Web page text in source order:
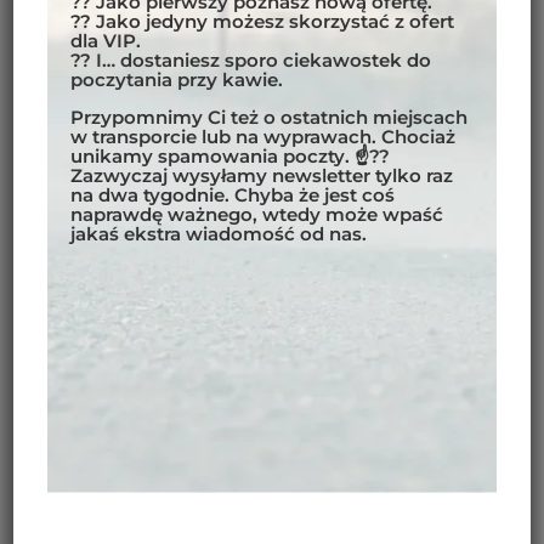
POKÓJ
Na życzenie, w zależności od dostępności, możliwe
jest zorganizowanie pokoju jednoosobowego.
Dopłata do pokoju jednoosobowego:700 EUR
OPIS TRASY:
Safari Motocyklowe w Tanzanii — 8 dni od
Kilimandżaro do Ngorongoro
wulkaniczne grzbiety i wśród dzikiej zwierzyny — na
?? Jako jedyny możesz skorzystać z ofert
dla VIP.
?? I… dostaniesz sporo ciekawostek do
poczytania przy kawie.
Przypomnimy Ci też o ostatnich miejscach
w transporcie lub na wyprawach. Chociaż
unikamy spamowania poczty. ☝??
Zazwyczaj wysyłamy newsletter tylko raz
na dwa tygodnie. Chyba że jest coś
naprawdę ważnego, wtedy może wpaść
jakaś ekstra wiadomość od nas.